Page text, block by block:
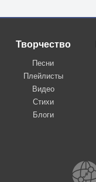
Творчество
Песни
Плейлисты
Видео
Стихи
Блоги